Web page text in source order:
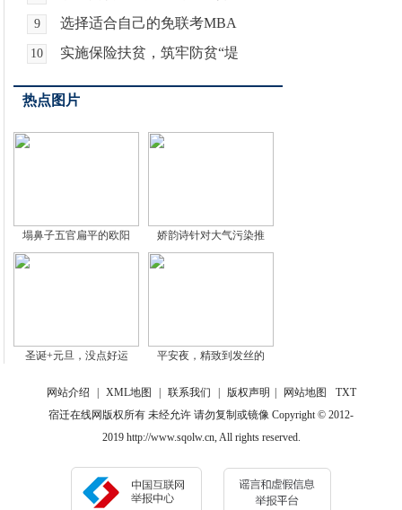
9 选择适合自己的免联考MBA
10 实施保险扶贫，筑牢防贫“堤
热点图片
塌鼻子五官扁平的欧阳 娇韵诗针对大气污染推
圣诞+元旦，没点好运 平安夜，精致到发丝的
网站介绍 XML地图 联系我们 版权声明 网站地图
TXT
宿迁在线网版权所有 未经允许 请勿复制或镜像 Copyright © 2012-
2019 http://www.sqolw.cn, All rights reserved.